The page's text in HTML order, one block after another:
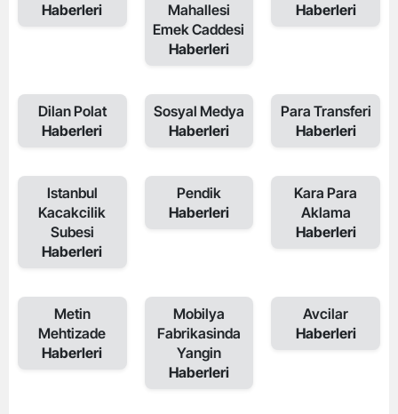
Haberleri
Mahallesi
Emek Caddesi
Haberleri
Haberleri
Dilan Polat
Haberleri
Sosyal Medya
Haberleri
Para Transferi
Haberleri
Istanbul
Kacakcilik
Subesi
Haberleri
Pendik
Haberleri
Kara Para
Aklama
Haberleri
Metin
Mehtizade
Haberleri
Mobilya
Fabrikasinda
Yangin
Haberleri
Avcilar
Haberleri